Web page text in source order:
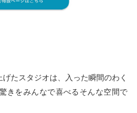
たスタジオは、入った瞬間のわく
きをみんなで喜べるそんな空間で